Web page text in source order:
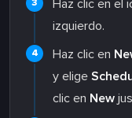
Haz clic en el
izquierdo.
Haz clic en
y elige
clic en New